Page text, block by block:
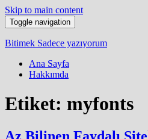
Skip to main content
Toggle navigation
Bitimek Sadece yazıyorum
Ana Sayfa
Hakkımda
Etiket: myfonts